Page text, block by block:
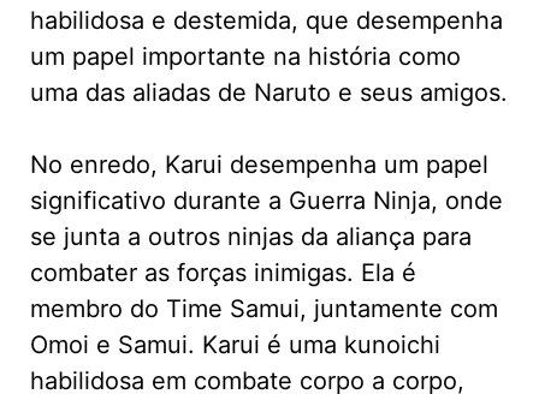
habilidosa e destemida, que desempenha
um papel importante na história como
uma das aliadas de Naruto e seus amigos.
No enredo, Karui desempenha um papel
significativo durante a Guerra Ninja, onde
se junta a outros ninjas da aliança para
combater as forças inimigas. Ela é
membro do Time Samui, juntamente com
Omoi e Samui. Karui é uma kunoichi
habilidosa em combate corpo a corpo,